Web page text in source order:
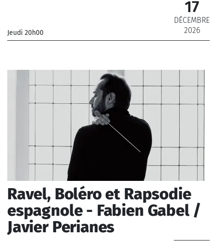
Jeudi 20h00
17
DÉCEMBRE
2026
Ravel, Boléro et Rapsodie
espagnole - Fabien Gabel /
Javier Perianes